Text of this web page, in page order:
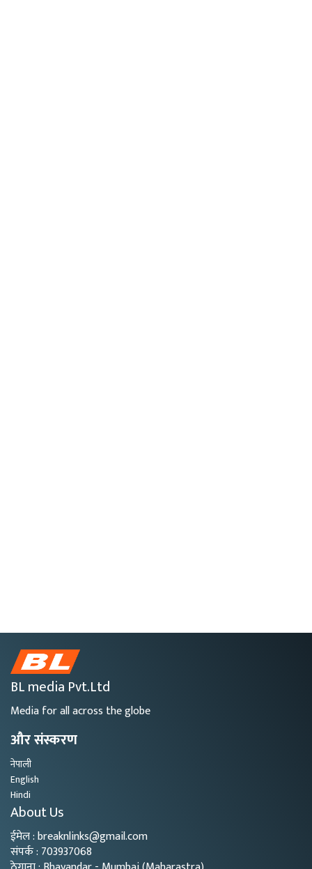
BL media Pvt.Ltd
Media for all across the globe
और संस्करण
नेपाली
English
Hindi
About Us
ईमेल : breaknlinks@gmail.com
संपर्क : 703937068